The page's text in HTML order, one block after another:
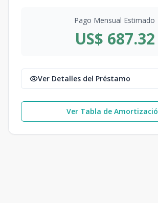
Pago Mensual Estimado
US$ 687.32
Ver Detalles del Préstamo
Ver Tabla de